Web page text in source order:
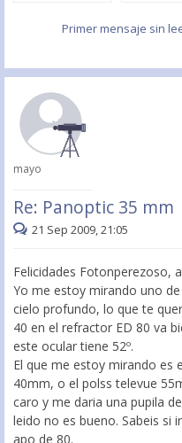
Primer mensaje sin
mayo
Re: Panoptic 35 mm
21 Sep 2009, 21:05
Felicidades Fotonperezoso,
Yo me estoy mirando uno
cielo profundo, lo que te
40 en el refractor ED 80 va
este ocular tiene 52º.
El que me estoy mirando es
40mm, o el polss televue
caro y me daria una pupila
leido no es bueno. Sabeis si
apo de 80.